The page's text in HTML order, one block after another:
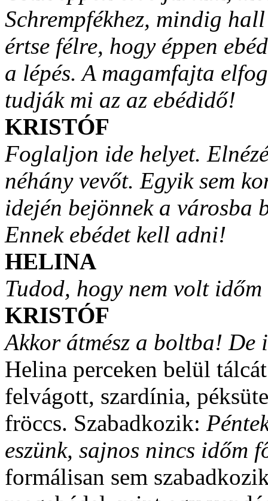
Schrempfékhez, mindig
értse félre, hogy éppen
a lépés. A magamfajta
tudják mi az az ebédidő!
KRISTÓF
Foglaljon ide helyet.
néhány vevőt. Egyik sem
idején bejönnek a városba
Ennek ebédet kell adni!
HELINA
Tudod, hogy nem volt
KRISTÓF
Akkor átmész a boltba! De
Helina perceken belül
felvágott, szardínia,
fröccs. Szabadkozik:
eszünk, sajnos nincs időm
formálisan sem